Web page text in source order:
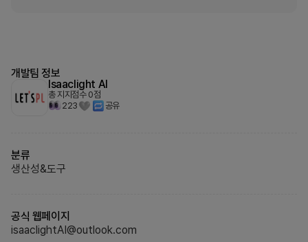
개발팀 정보
Isaaclight AI
총 지지점수 0점
223
공유
분류
생산성&도구
공식 웹페이지
isaaclightAI@outlook.com